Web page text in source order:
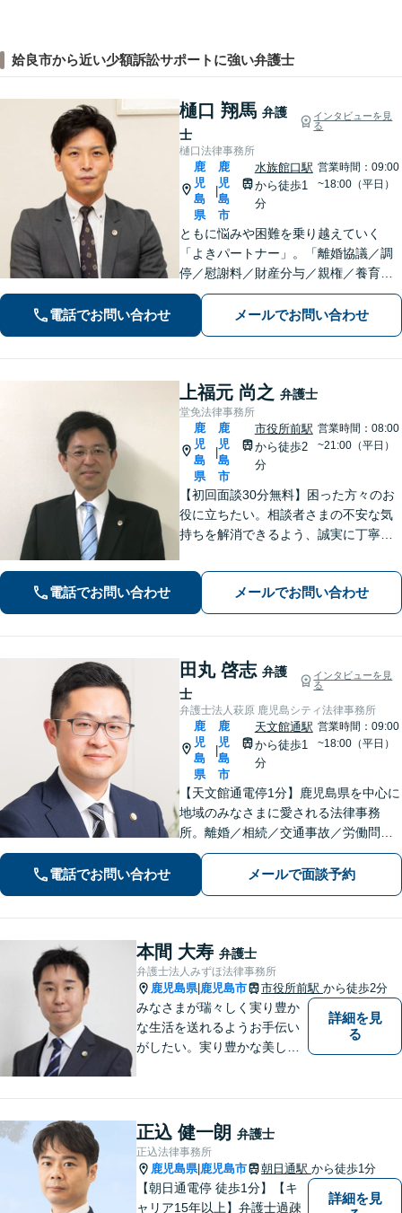
姶良市から近い少額訴訟サポートに強い弁護士
樋口 翔馬 弁護
士
インタビューを見
る
樋口法律事務所
鹿
児
島
県
|
鹿
児
島
市
水族館口駅
から徒歩1
分
営業時間：09:00
~18:00（平日）
ともに悩みや困難を乗り越えていく
「よきパートナー」。「離婚協議／調
停／慰謝料／財産分与／親権／養育費
ほか」【賠償金アップの事例多数】死
亡事故・重傷事故まで幅広く対応！保
険会社との交渉や医師との折衝、後遺
電話でお問い合わせ メールでお問い合わせ
上福元 尚之 弁護士
堂免法律事務所
鹿
児
島
県
|
鹿
児
島
市
市役所前駅
から徒歩2
分
営業時間：08:00
~21:00（平日）
【初回面談30分無料】困った方々のお
役に立ちたい。相談者さまの不安な気
持ちを解消できるよう、誠実に丁寧に
ております【市役所前2分】【休日・夜
間面談OKも可能】
電話でお問い合わせ メールでお問い合わせ
田丸 啓志 弁護
士
インタビューを見
る
弁護士法人萩原 鹿児島シティ法律事務所
鹿
児
島
県
|
鹿
児
島
市
天文館通駅
から徒歩1
分
営業時間：09:00
~18:00（平日）
【天文館通電停1分】鹿児島県を中心に
地域のみなさまに愛される法律事務
所。離婚／相続／交通事故／労働問題
／刑事事件など。依頼者さまにとって
「一番の頼れる存在」でいられるよう
親身になって対応します。【近隣駐車
電話でお問い合わせ メールで面談予約
本間 大寿 弁護士
弁護士法人みずほ法律事務所
鹿児島県| 鹿児島市 市役所前駅 から徒歩2分
みなさまが瑞々しく実り豊か
な生活を送れるようお手伝い
がしたい。実り豊かな美しい
なさまと一緒に成長させてい
ただきたい。それが私たち，
みずほ法律事務所の思いで
す。
詳細を見
る
正込 健一朗 弁護士
正込法律事務所
鹿児島県| 鹿児島市 朝日通駅 から徒歩1分
【朝日通電停 徒歩1分】【キ
ャリア15年以上】弁護士過疎
詳細を見